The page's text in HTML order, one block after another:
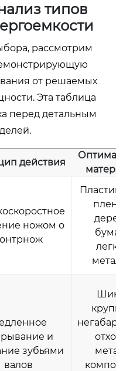
типов
рассмотрим
от решаемых
Эта таблица
перед детальным
действия
ножом о
Пластик
и
зубьями
валов